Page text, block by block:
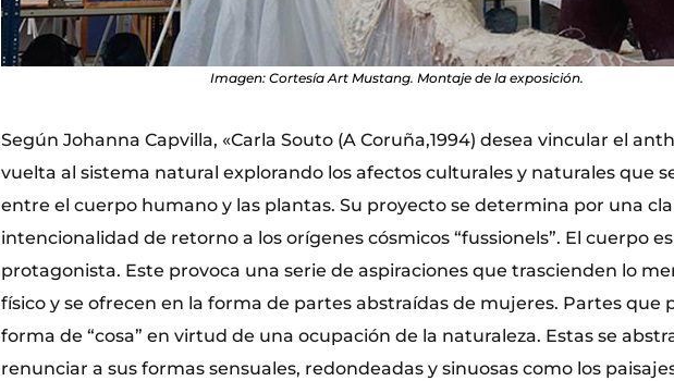
Imagen: Cortesía Art Mustang. Montaje de la exposición.
Según Johanna Capvilla, «Carla Souto (A Coruña,1994) desea vincular el
vuelta al sistema natural explorando los afectos culturales y naturales que
entre el cuerpo humano y las plantas. Su proyecto se determina por una
intencionalidad de retorno a los orígenes cósmicos “fussionels”. El cuerpo
protagonista. Este provoca una serie de aspiraciones que trascienden lo
físico y se ofrecen en la forma de partes abstraídas de mujeres. Partes que
forma de “cosa” en virtud de una ocupación de la naturaleza. Estas se
renunciar a sus formas sensuales, redondeadas y sinuosas como los